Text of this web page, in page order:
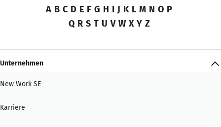
A B C D E F G H I J K L M N O P
Q R S T U V W X Y Z
Unternehmen
New Work SE
Karriere